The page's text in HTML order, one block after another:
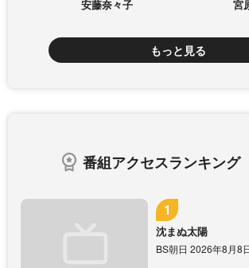
安藤奈々子 宮
もっと見る
番組アクセスランキング
沈まぬ太陽
BS朝日 2026年8月8